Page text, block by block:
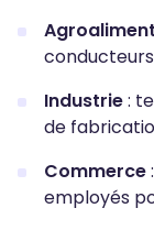
Industrie:
de
Commerce
employés